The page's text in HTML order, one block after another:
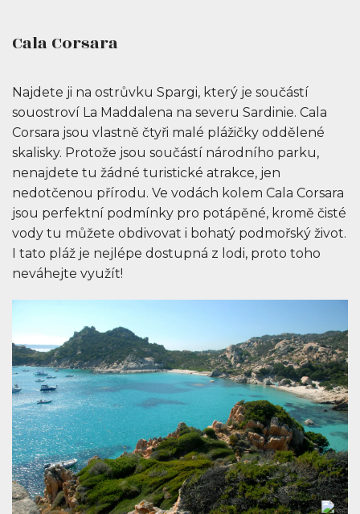
Cala Corsara
Najdete ji na ostrůvku Spargi, který je součástí
souostroví La Maddalena na severu Sardinie. Cala
Corsara jsou vlastně čtyři malé plážičky oddělené
skalisky. Protože jsou součástí národního parku,
nenajdete tu žádné turistické atrakce, jen
nedotčenou přírodu. Ve vodách kolem Cala Corsara
jsou perfektní podmínky pro potápěné, kromě čisté
vody tu můžete obdivovat i bohatý podmořský život.
I tato pláž je nejlépe dostupná z lodi, proto toho
neváhejte využít!